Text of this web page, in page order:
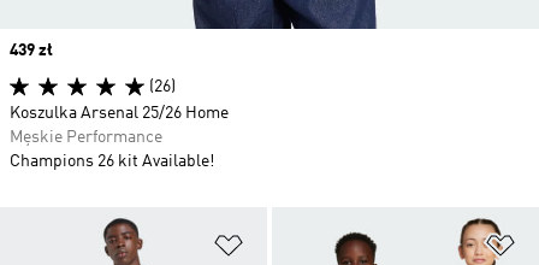
Dodaj do listy życzeń
Price
439 zł
(26)
Koszulka Arsenal 25/26 Home
Męskie Performance
Champions 26 kit Available!